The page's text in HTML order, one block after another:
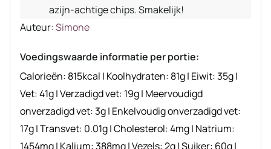
azijn-achtige chips. Smakelijk!
Auteur
Auteur:Simone
Voedingswaarde informatie per portie:
Calorieën: 815kcal | Koolhydraten: 81g| Eiwit:35g|
Vet:41g|Verzadigd vet: 19g| Meervoudigd
onverzadigd vet:3g| Enkelvoudig onverzadigd vet:
17g|Transvet: 0.01g|Cholesterol:4mg| Natrium:
1454mg| Kalium:388mg|Vezels:2g|Suiker: 60g|